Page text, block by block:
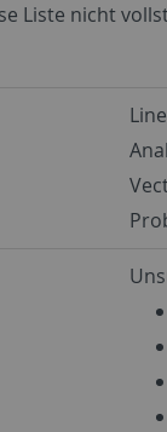
Liste nicht